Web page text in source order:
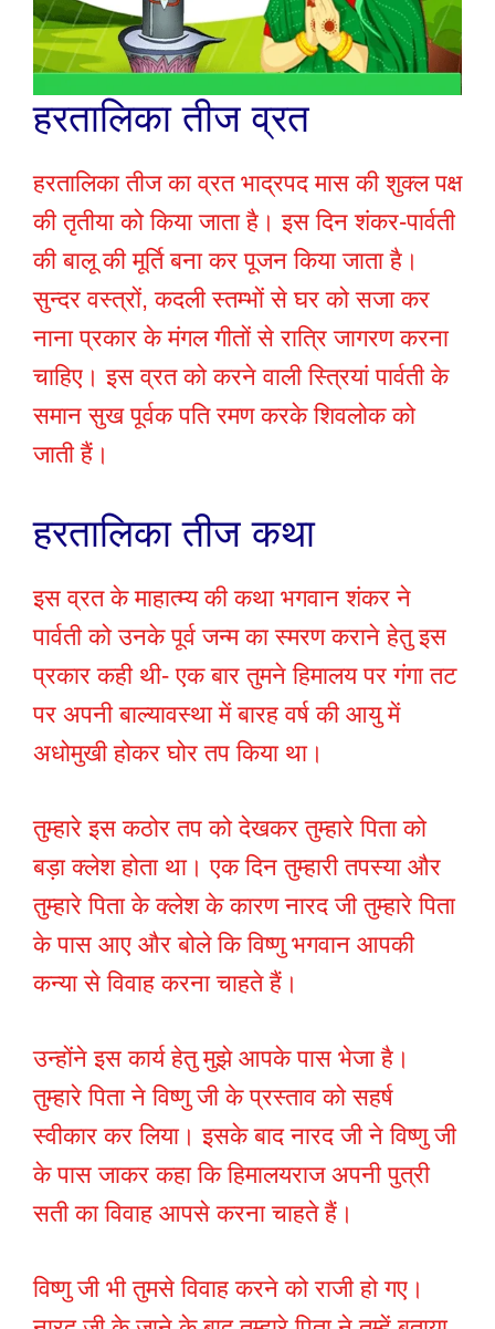
हरतालिका तीज व्रत
हरतालिका तीज का व्रत भाद्रपद मास की शुक्ल पक्ष
की तृतीया को किया जाता है। इस दिन शंकर-पार्वती
की बालू की मूर्ति बना कर पूजन किया जाता है।
सुन्दर वस्त्रों, कदली स्तम्भों से घर को सजा कर
नाना प्रकार के मंगल गीतों से रात्रि जागरण करना
चाहिए। इस व्रत को करने वाली स्त्रियां पार्वती के
समान सुख पूर्वक पति रमण करके शिवलोक को
जाती हैं।
हरतालिका तीज कथा
इस व्रत के माहात्म्य की कथा भगवान शंकर ने
पार्वती को उनके पूर्व जन्म का स्मरण कराने हेतु इस
प्रकार कही थी- एक बार तुमने हिमालय पर गंगा तट
पर अपनी बाल्यावस्था में बारह वर्ष की आयु में
अधोमुखी होकर घोर तप किया था।
तुम्हारे इस कठोर तप को देखकर तुम्हारे पिता को
बड़ा क्लेश होता था। एक दिन तुम्हारी तपस्या और
तुम्हारे पिता के क्लेश के कारण नारद जी तुम्हारे पिता
के पास आए और बोले कि विष्णु भगवान आपकी
कन्या से विवाह करना चाहते हैं।
उन्होंने इस कार्य हेतु मुझे आपके पास भेजा है।
तुम्हारे पिता ने विष्णु जी के प्रस्ताव को सहर्ष
स्वीकार कर लिया। इसके बाद नारद जी ने विष्णु जी
के पास जाकर कहा कि हिमालयराज अपनी पुत्री
सती का विवाह आपसे करना चाहते हैं।
विष्णु जी भी तुमसे विवाह करने को राजी हो गए।